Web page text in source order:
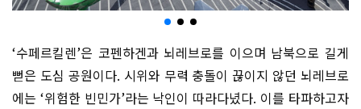
‘수페르킬렌’은 코펜하겐과 뇌레브로를 이으며 남북으로 길게
뻗은 도심 공원이다. 시위와 무력 충돌이 끊이지 않던 뇌레브로
에는 ‘위험한 빈민가’라는 낙인이 따라다녔다. 이를 타파하고자